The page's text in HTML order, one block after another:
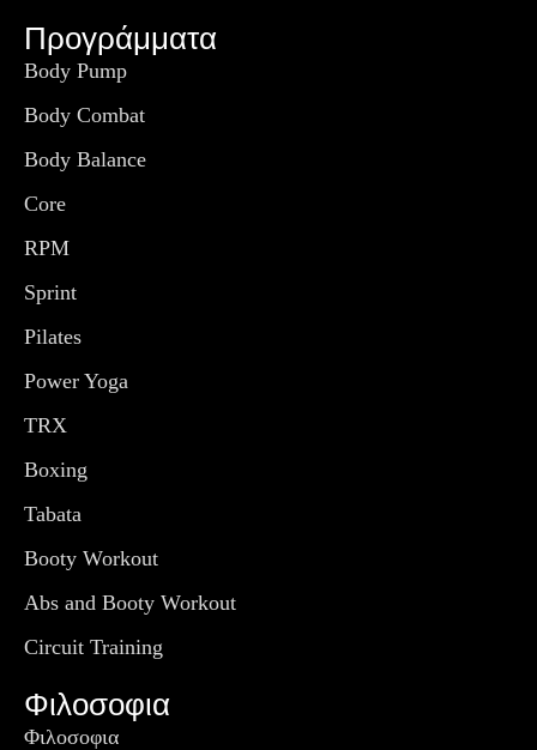
Προγράμματα
Body Pump
Body Combat
Body Balance
Core
RPM
Sprint
Pilates
Power Yoga
TRX
Boxing
Tabata
Booty Workout
Abs and Booty Workout
Circuit Training
Φιλοσοφια
Φιλοσοφια